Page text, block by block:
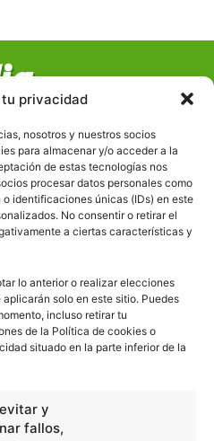
privacidad
nosotros y nuestros socios
para almacenar y/o acceder a la
de estas tecnologías nos
procesar datos personales como
identificaciones únicas (IDs) en este
No consentir o retirar el
a ciertas características y
lo anterior o realizar elecciones
solo en este sitio. Puedes
incluso retirar tu
de la Política de cookies o
situado en la parte inferior de la
y
fallos,
puede reproducir y hacer
contenidos disponibles en
de terceros. Lea más
1966